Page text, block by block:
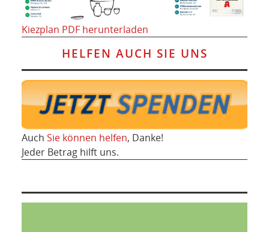
Kiezplan PDF herunterladen
HELFEN AUCH SIE UNS
Auch Sie können helfen, Danke!
Jeder Betrag hilft uns.